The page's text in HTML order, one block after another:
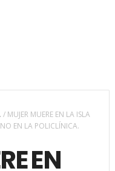
/ MUJER MUERE EN LA ISLA
EN LA POLICLÍNICA.
EN